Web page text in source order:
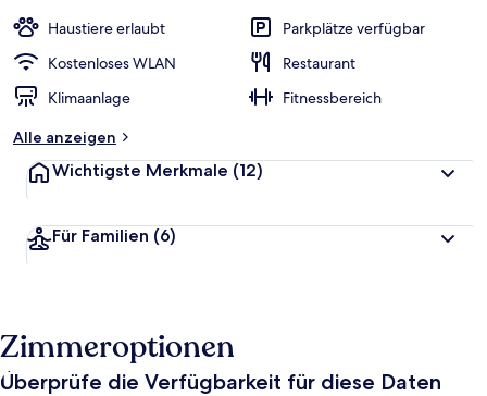
Haustiere erlaubt
Parkplätze verfügbar
Kostenloses WLAN
Restaurant
Klimaanlage
Fitnessbereich
Alle anzeigen
Wichtigste Merkmale (12)
Für Familien (6)
Zimmeroptionen
Überprüfe die Verfügbarkeit für diese Daten